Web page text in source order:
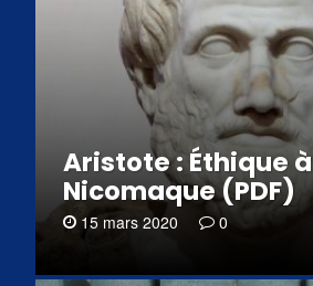
Aristote : Éthique à
Nicomaque (PDF)
15 mars 2020 0